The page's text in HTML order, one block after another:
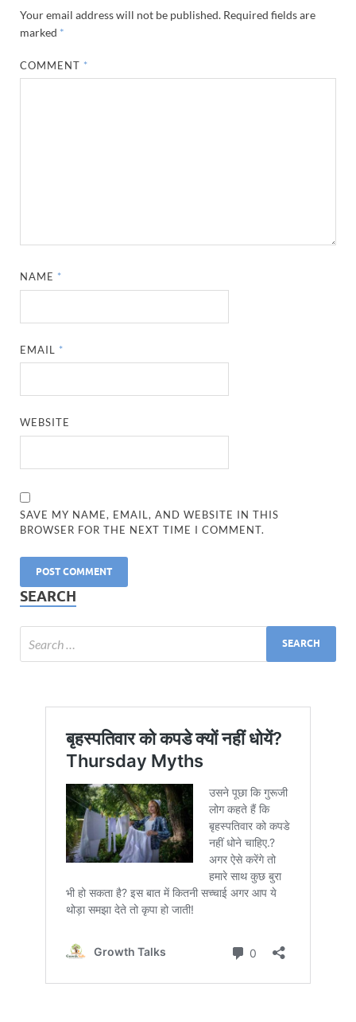
Your email address will not be published. Required fields are
marked *
COMMENT *
NAME *
EMAIL *
WEBSITE
SAVE MY NAME, EMAIL, AND WEBSITE IN THIS
BROWSER FOR THE NEXT TIME I COMMENT.
SEARCH